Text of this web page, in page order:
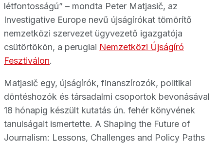
létfontosságú” – mondta Peter Matjasič, az
Investigative Europe nevű újságírókat tömörítő
nemzetközi szervezet ügyvezető igazgatója
csütörtökön, a perugiai Nemzetközi Újságíró
Fesztiválon.
Matjasič egy, újságírók, finanszírozók, politikai
döntéshozók és társadalmi csoportok bevonásával
18 hónapig készült kutatás ún. fehér könyvének
tanulságait ismertette. A Shaping the Future of
Journalism: Lessons, Challenges and Policy Paths